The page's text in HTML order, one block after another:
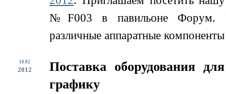
№F003 в павильоне Форум.
различные аппаратные
10.02
2012
Поставка оборудования
графику